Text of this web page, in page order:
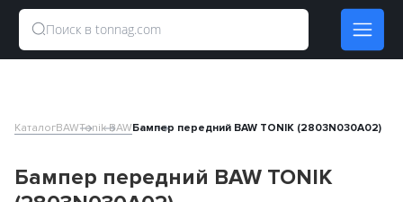
КаталогBAWTonik BAWБампер передний BAW TONIK (2803N030A02)
Бампер передний BAW TONIK